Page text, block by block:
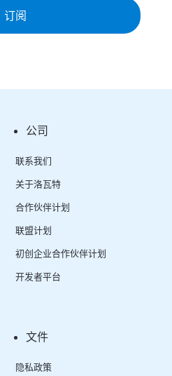
订阅
公司
联系我们
关于洛瓦特
合作伙伴计划
联盟计划
初创企业合作伙伴计划
开发者平台
文件
隐私政策